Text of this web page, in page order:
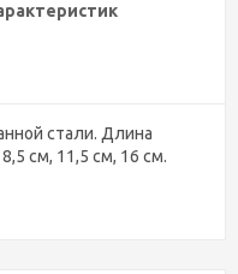
стали. Длина
см, 11,5 см, 16 см.